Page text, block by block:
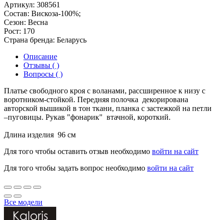
Артикул: 308561
Состав: Вискоза-100%;
Сезон: Весна
Рост: 170
Страна бренда: Беларусь
Описание
Отзывы ( )
Вопросы ( )
Платье свободного кроя с воланами, рассширенное к низу с
воротником-стойкой. Передняя полочка декорирована
авторской вышикой в тон ткани, планка с застежкой на петли
–пуговицы. Рукав "фонарик" втачной, короткий.
Длина изделия 96 см
Для того чтобы оставить отзыв необходимо войти на сайт
Для того чтобы задать вопрос необходимо войти на сайт
Все модели